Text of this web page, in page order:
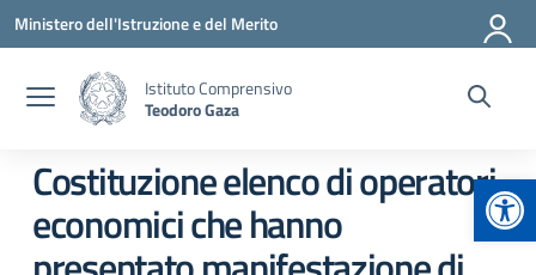
Vai ai contenuti
Vai al menu di navigazione
Vai al footer
Ministero dell'Istruzione e del Merito
Istituto Comprensivo
Teodoro Gaza
Costituzione elenco di operatori
economici che hanno